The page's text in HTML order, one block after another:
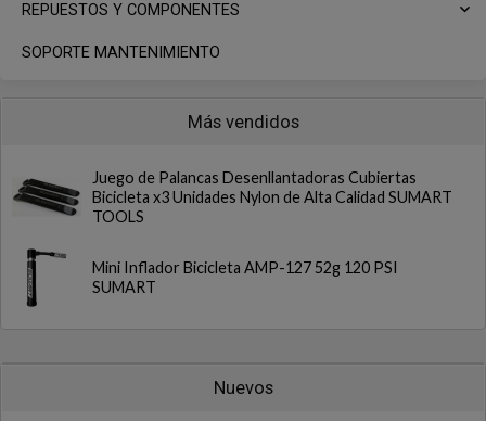
REPUESTOS Y COMPONENTES
SOPORTE MANTENIMIENTO
Más vendidos
Juego de Palancas Desenllantadoras Cubiertas
Bicicleta x3 Unidades Nylon de Alta Calidad SUMART
TOOLS
Mini Inflador Bicicleta AMP-127 52g 120 PSI
SUMART
Nuevos